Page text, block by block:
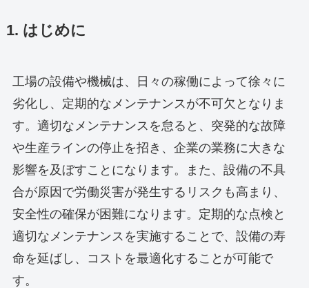
1. はじめに
工場の設備や機械は、日々の稼働によって徐々に
劣化し、定期的なメンテナンスが不可欠となりま
す。適切なメンテナンスを怠ると、突発的な故障
や生産ラインの停止を招き、企業の業務に大きな
影響を及ぼすことになります。また、設備の不具
合が原因で労働災害が発生するリスクも高まり、
安全性の確保が困難になります。定期的な点検と
適切なメンテナンスを実施することで、設備の寿
命を延ばし、コストを最適化することが可能で
す。